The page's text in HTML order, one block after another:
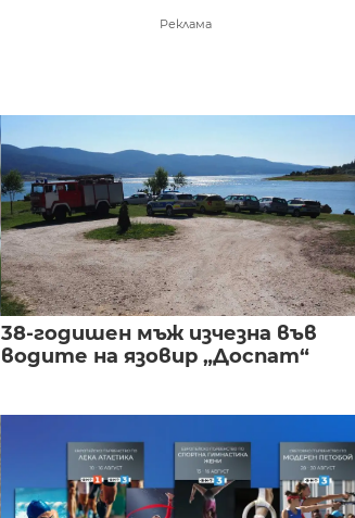
Реклама
38-годишен мъж изчезна във
водите на язовир „Доспат“